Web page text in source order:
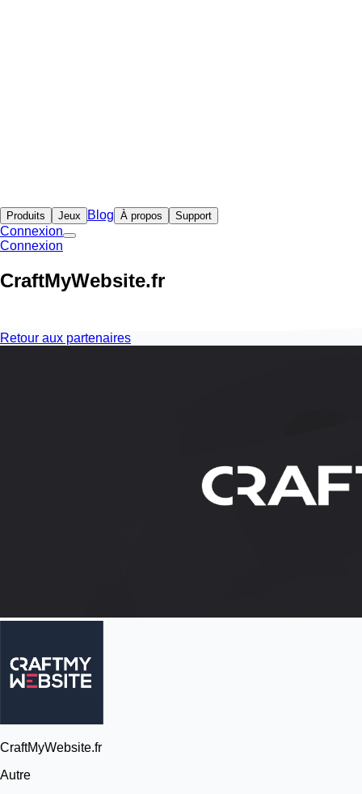
Produits Jeux Blog À propos Support
Connexion
Connexion
CraftMyWebsite.fr
Retour aux partenaires
CraftMyWebsite.fr
Autre